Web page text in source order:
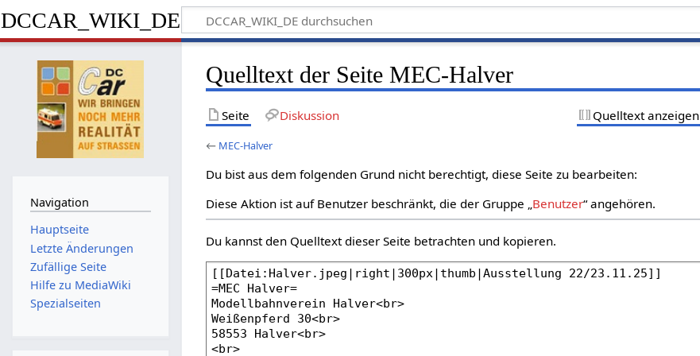
DCCAR_WIKI_DE
Quelltext der Seite MEC-Halver
Seite Diskussion Quelltext anzeigen
← MEC-Halver
Du bist aus dem folgenden Grund nicht berechtigt, diese Seite zu bearbeiten:
Diese Aktion ist auf Benutzer beschränkt, die der Gruppe „Benutzer“ angehören.
Du kannst den Quelltext dieser Seite betrachten und kopieren.
Navigation
Hauptseite
Letzte Änderungen
Zufällige Seite
Hilfe zu MediaWiki
Spezialseiten